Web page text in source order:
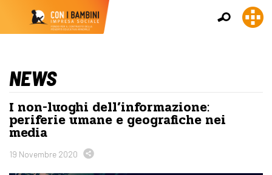
NEWS
I non-luoghi dell’informazione:
periferie umane e geografiche nei
media
19 Novembre 2020